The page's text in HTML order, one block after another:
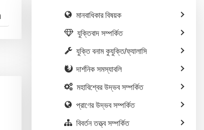
মানবাধিকার বিষয়ক
যুক্তিবাদ সম্পর্কিত
যুক্তি বনাম কুযুক্তি/ফ্যালাসি
দার্শনিক সমস্যাবলি
মহাবিশ্বের উদ্ভব সম্পর্কিত
প্রাণের উদ্ভব সম্পর্কিত
বিবর্তন তত্ত্ব সম্পর্কিত